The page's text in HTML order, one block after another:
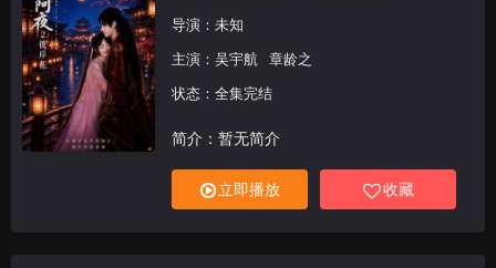
导演：未知
主演： 吴宇航 章龄之
状态：全集完结
简介：暂无简介
立即播放 收藏